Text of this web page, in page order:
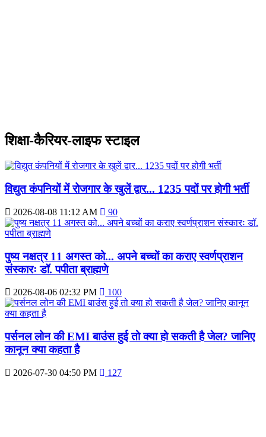
शिक्षा-कैरियर-लाइफ स्टाइल
विद्युत कंपनियों में रोजगार के खुलें द्वार... 1235 पदों पर होगी भर्ती
2026-08-08 11:12 AM 90
पुष्य नक्षत्र 11 अगस्त को... अपने बच्चों का कराए स्वर्णप्राशन
संस्कारः डॉ. पपीता ब्राह्मणे
2026-08-06 02:32 PM 100
पर्सनल लोन की EMI बाउंस हुई तो क्या हो सकती है जेल? जानिए
कानून क्या कहता है
2026-07-30 04:50 PM 127